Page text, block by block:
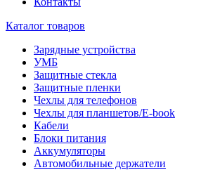
Каталог товаров
Зарядные устройства
УМБ
Защитные стекла
Защитные пленки
Чехлы для телефонов
Чехлы для планшетов/E-book
Кабели
Блоки питания
Аккумуляторы
Автомобильные держатели